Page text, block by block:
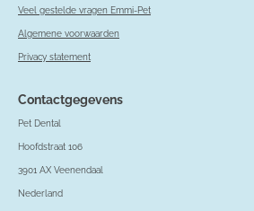
Veel gestelde vragen Emmi-Pet
Algemene voorwaarden
Privacy statement
Contactgegevens
Pet Dental
Hoofdstraat 106
3901 AX Veenendaal
Nederland